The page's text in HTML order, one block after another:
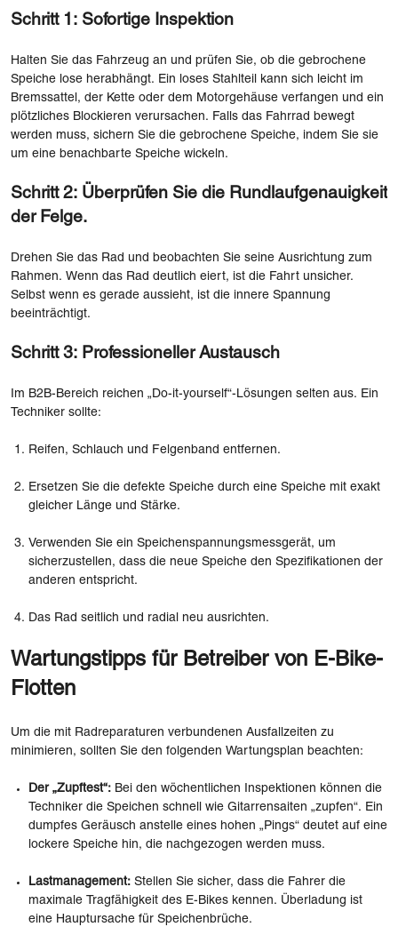
Schritt 1: Sofortige Inspektion
Halten Sie das Fahrzeug an und prüfen Sie, ob die gebrochene
Speiche lose herabhängt. Ein loses Stahlteil kann sich leicht im
Bremssattel, der Kette oder dem Motorgehäuse verfangen und ein
plötzliches Blockieren verursachen. Falls das Fahrrad bewegt
werden muss, sichern Sie die gebrochene Speiche, indem Sie sie
um eine benachbarte Speiche wickeln.
Schritt 2: Überprüfen Sie die Rundlaufgenauigkeit
der Felge.
Drehen Sie das Rad und beobachten Sie seine Ausrichtung zum
Rahmen. Wenn das Rad deutlich eiert, ist die Fahrt unsicher.
Selbst wenn es gerade aussieht, ist die innere Spannung
beeinträchtigt.
Schritt 3: Professioneller Austausch
Im B2B-Bereich reichen „Do-it-yourself“-Lösungen selten aus. Ein
Techniker sollte:
Reifen, Schlauch und Felgenband entfernen.
Ersetzen Sie die defekte Speiche durch eine Speiche mit exakt
gleicher Länge und Stärke.
Verwenden Sie ein Speichenspannungsmessgerät, um
sicherzustellen, dass die neue Speiche den Spezifikationen der
anderen entspricht.
Das Rad seitlich und radial neu ausrichten.
Wartungstipps für Betreiber von E-Bike-
Flotten
Um die mit Radreparaturen verbundenen Ausfallzeiten zu
minimieren, sollten Sie den folgenden Wartungsplan beachten:
Der „Zupftest“: Bei den wöchentlichen Inspektionen können die
Techniker die Speichen schnell wie Gitarrensaiten „zupfen“. Ein
dumpfes Geräusch anstelle eines hohen „Pings“ deutet auf eine
lockere Speiche hin, die nachgezogen werden muss.
Lastmanagement: Stellen Sie sicher, dass die Fahrer die
maximale Tragfähigkeit des E-Bikes kennen. Überladung ist
eine Hauptursache für Speichenbrüche.